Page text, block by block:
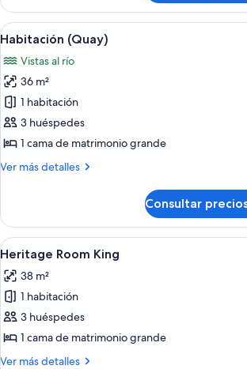
Deluxe
(Esplanade)
Abrir
todas
las
fotos
de
Habitación
(Quay)
Habitación
7
Habitación (Quay)
Vistas al río
36 m²
1 habitación
3 huéspedes
1 cama de matrimonio grande
Ver más detalles
Más
(Quay)
Consultar
Abrir
todas
las
fotos
de
Heritage
Room
Ropa de
8
Heritage Room King
38 m²
1 habitación
3 huéspedes
1 cama de matrimonio grande
Ver más detalles
Más